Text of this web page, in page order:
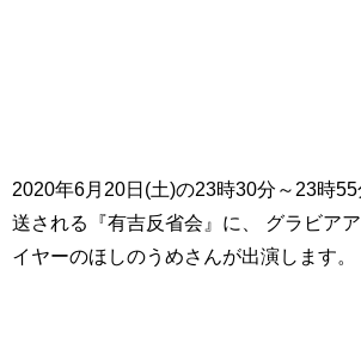
2020年6月20日(土)の23時30分～23時
送される『有吉反省会』に、 グラビア
イヤーのほしのうめさんが出演します。